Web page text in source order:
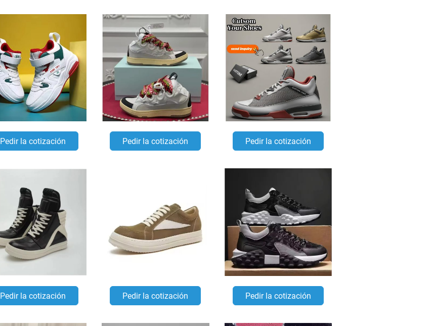
Pedir la cotización Pedir la cotización Pedir la cotización
Pedir la cotización Pedir la cotización Pedir la cotización